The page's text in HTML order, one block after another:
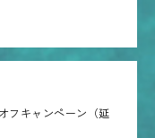
フキャンペーン（延